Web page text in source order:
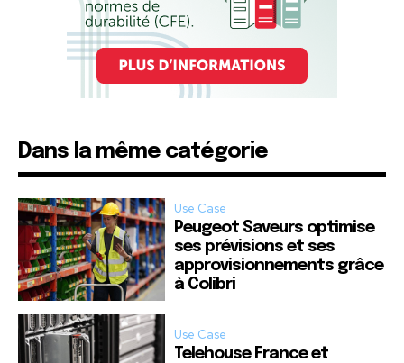
Dans la même catégorie
Use Case
Peugeot Saveurs optimise
ses prévisions et ses
approvisionnements grâce
à Colibri
Use Case
Telehouse France et